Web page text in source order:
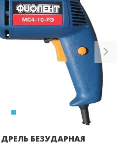
БЕЗУДАРНАЯ